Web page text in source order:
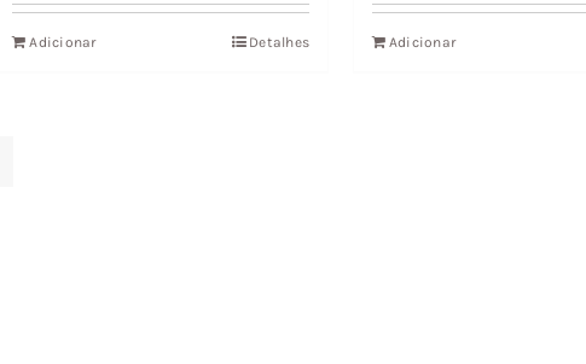
Adicionar Detalhes
era:
13,61 €.
é:
Adicionar